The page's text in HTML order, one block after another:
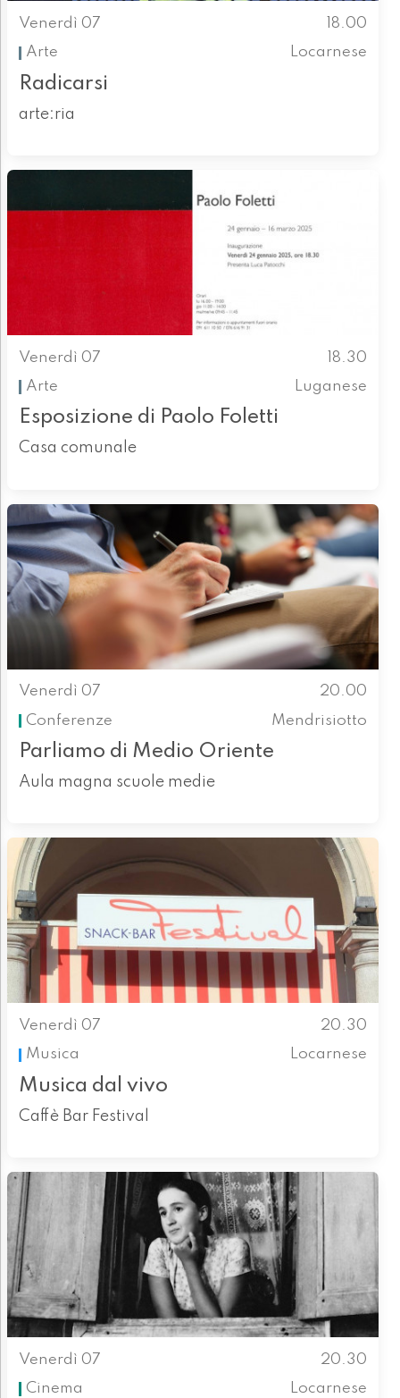
Venerdì 07
18.00
Arte
Locarnese
Radicarsi
arte:ria
Venerdì 07
18.30
Arte
Luganese
Esposizione di Paolo Foletti
Casa comunale
Venerdì 07
20.00
Conferenze
Mendrisiotto
Parliamo di Medio Oriente
Aula magna scuole medie
Venerdì 07
20.30
Musica
Locarnese
Musica dal vivo
Caffè Bar Festival
Venerdì 07
20.30
Cinema
Locarnese